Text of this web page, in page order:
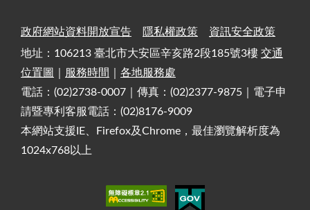
政府網站資料開放宣告 隱私權政策
資訊安全政策
地址：106213 臺北市大安區辛亥路2段185號3樓 交通
位置圖
服務時間
各地服務處
電話：(02)2738-0007｜傳真：(02)2377-9875｜電子申
請暨專利客服電話：(02)8176-9009
本網站支援IE、Firefox及Chrome，最佳瀏覽解析度為
1024x768以上